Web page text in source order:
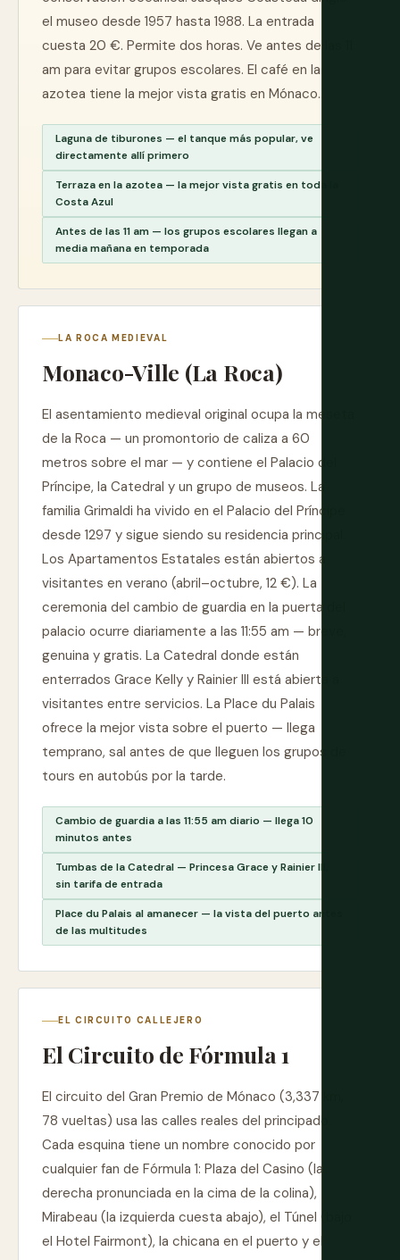
el museo desde 1957 hasta 1988. La entrada
cuesta 20 €. Permite dos horas. Ve antes de las 11
am para evitar grupos escolares. El café en la
azotea tiene la mejor vista gratis en Mónaco.
Laguna de tiburones — el tanque más popular, ve
directamente allí primero
Terraza en la azotea — la mejor vista gratis en toda la
Costa Azul
Antes de las 11 am — los grupos escolares llegan a
media mañana en temporada
LA ROCA MEDIEVAL
Monaco-Ville (La Roca)
El asentamiento medieval original ocupa la meseta
de la Roca — un promontorio de caliza a 60
metros sobre el mar — y contiene el Palacio del
Príncipe, la Catedral y un grupo de museos. La
familia Grimaldi ha vivido en el Palacio del Príncipe
desde 1297 y sigue siendo su residencia principal.
Los Apartamentos Estatales están abiertos a
visitantes en verano (abril–octubre, 12 €). La
ceremonia del cambio de guardia en la puerta del
palacio ocurre diariamente a las 11:55 am — breve,
genuina y gratis. La Catedral donde están
enterrados Grace Kelly y Rainier III está abierta a
visitantes entre servicios. La Place du Palais
ofrece la mejor vista sobre el puerto — llega
temprano, sal antes de que lleguen los grupos de
tours en autobús por la tarde.
Cambio de guardia a las 11:55 am diario — llega 10
minutos antes
Tumbas de la Catedral — Princesa Grace y Rainier III,
sin tarifa de entrada
Place du Palais al amanecer — la vista del puerto antes
de las multitudes
EL CIRCUITO CALLEJERO
El Circuito de Fórmula 1
El circuito del Gran Premio de Mónaco (3,337 km,
78 vueltas) usa las calles reales del principado.
Cada esquina tiene un nombre conocido por
cualquier fan de Fórmula 1: Plaza del Casino (la
derecha pronunciada en la cima de la colina),
Mirabeau (la izquierda cuesta abajo), el Túnel (bajo
el Hotel Fairmont), la chicana en el puerto y el